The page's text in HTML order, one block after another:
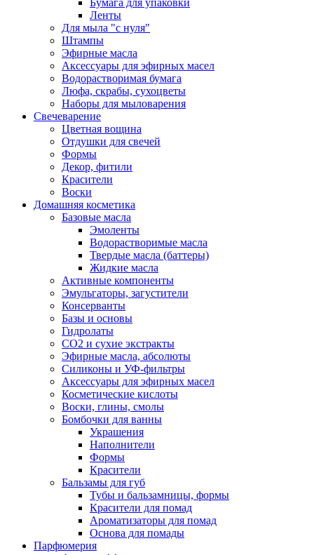
Бумага для упаковки
Ленты
Для мыла "с нуля"
Штампы
Эфирные масла
Аксессуары для эфирных масел
Водорастворимая бумага
Люфа, скрабы, сухоцветы
Наборы для мыловарения
Свечеварение
Цветная вощина
Отдушки для свечей
Формы
Декор, фитили
Красители
Воски
Домашняя косметика
Базовые масла
Эмоленты
Водорастворимые масла
Твердые масла (баттеры)
Жидкие масла
Активные компоненты
Эмульгаторы, загустители
Консерванты
Базы и основы
Гидролаты
СО2 и сухие экстракты
Эфирные масла, абсолюты
Силиконы и УФ-фильтры
Аксессуары для эфирных масел
Косметические кислоты
Воски, глины, смолы
Бомбочки для ванны
Украшения
Наполнители
Формы
Красители
Бальзамы для губ
Тубы и бальзамницы, формы
Красители для помад
Ароматизаторы для помад
Основа для помады
Парфюмерия